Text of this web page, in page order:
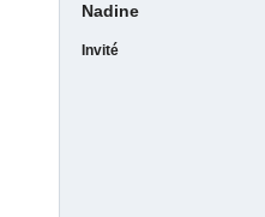
Nadine
Invité